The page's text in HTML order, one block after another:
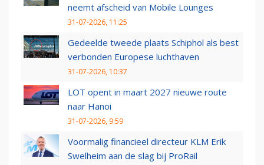
neemt afscheid van Mobile Lounges
31-07-2026, 11:25
Gedeelde tweede plaats Schiphol als best
verbonden Europese luchthaven
31-07-2026, 10:37
LOT opent in maart 2027 nieuwe route
naar Hanoi
31-07-2026, 9:59
Voormalig financieel directeur KLM Erik
Swelheim aan de slag bij ProRail